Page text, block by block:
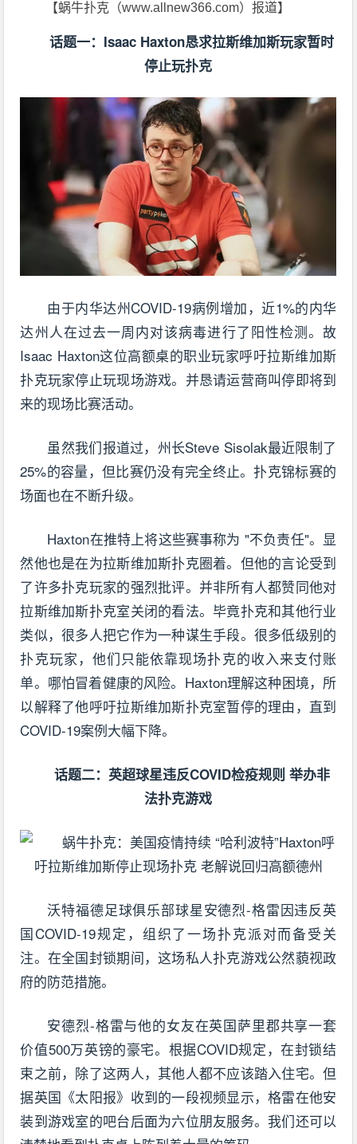
【蜗牛扑克（www.allnew366.com）报道】
话题一：Isaac Haxton恳求拉斯维加斯玩家暂时
停止玩扑克
由于内华达州COVID-19病例增加，近1%的内华
达州人在过去一周内对该病毒进行了阳性检测。故
Isaac Haxton这位高额桌的职业玩家呼吁拉斯维加斯
扑克玩家停止玩现场游戏。并恳请运营商叫停即将到
来的现场比赛活动。
虽然我们报道过，州长Steve Sisolak最近限制了
25%的容量，但比赛仍没有完全终止。扑克锦标赛的
场面也在不断升级。
Haxton在推特上将这些赛事称为 "不负责任"。显
然他也是在为拉斯维加斯扑克圈着。但他的言论受到
了许多扑克玩家的强烈批评。并非所有人都赞同他对
拉斯维加斯扑克室关闭的看法。毕竟扑克和其他行业
类似，很多人把它作为一种谋生手段。很多低级别的
扑克玩家，他们只能依靠现场扑克的收入来支付账
单。哪怕冒着健康的风险。Haxton理解这种困境，所
以解释了他呼吁拉斯维加斯扑克室暂停的理由，直到
COVID-19案例大幅下降。
话题二：英超球星违反COVID检疫规则 举办非
法扑克游戏
沃特福德足球俱乐部球星安德烈-格雷因违反英
国COVID-19规定，组织了一场扑克派对而备受关
注。在全国封锁期间，这场私人扑克游戏公然藐视政
府的防范措施。
安德烈-格雷与他的女友在英国萨里郡共享一套
价值500万英镑的豪宅。根据COVID规定，在封锁结
束之前，除了这两人，其他人都不应该踏入住宅。但
据英国《太阳报》收到的一段视频显示，格雷在他安
装到游戏室的吧台后面为六位朋友服务。我们还可以